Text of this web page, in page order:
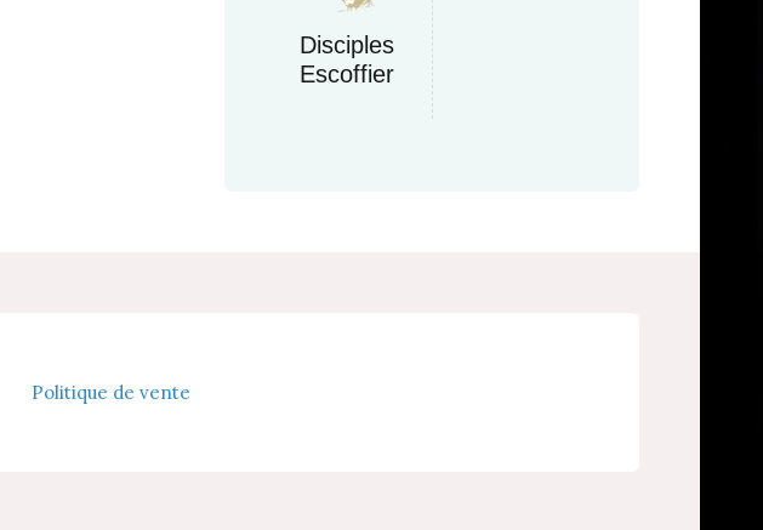
Disciples
Escoffier
Politique de vente